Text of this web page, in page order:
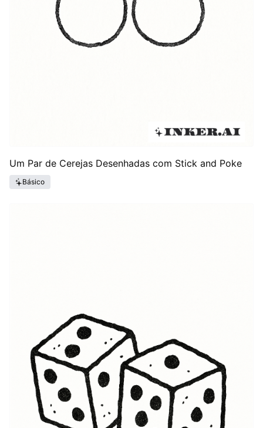
Um Par de Cerejas Desenhadas com Stick and Poke
Básico